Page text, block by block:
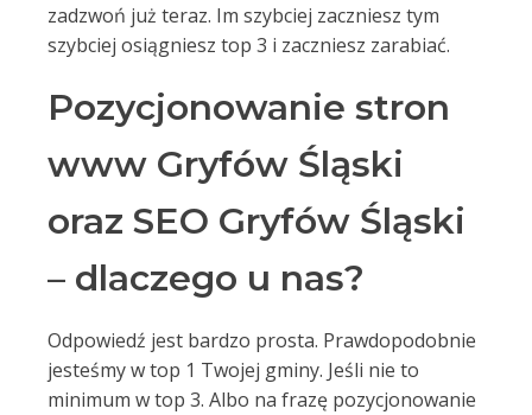
zadzwoń już teraz. Im szybciej zaczniesz tym
szybciej osiągniesz top 3 i zaczniesz zarabiać.
Pozycjonowanie stron
www Gryfów Śląski
oraz SEO Gryfów Śląski
– dlaczego u nas?
Odpowiedź jest bardzo prosta. Prawdopodobnie
jesteśmy w top 1 Twojej gminy. Jeśli nie to
minimum w top 3. Albo na frazę pozycjonowanie